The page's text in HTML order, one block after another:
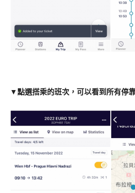
▼點選搭乘的班次，可以看到所有停